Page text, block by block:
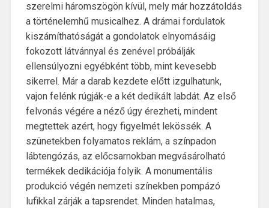
szerelmi háromszögön kívül, mely már hozzátoldás
a történelemhű musicalhez. A drámai fordulatok
kiszámíthatóságát a gondolatok elnyomásáig
fokozott látvánnyal és zenével próbálják
ellensúlyozni egyébként több, mint kevesebb
sikerrel. Már a darab kezdete előtt izgulhatunk,
vajon felénk rúgják-e a két dedikált labdát. Az első
felvonás végére a néző úgy érezheti, mindent
megtettek azért, hogy figyelmét lekössék. A
szünetekben folyamatos reklám, a színpadon
lábtengózás, az előcsarnokban megvásárolható
termékek dedikációja folyik. A monumentális
produkció végén nemzeti színekben pompázó
lufikkal zárják a tapsrendet. Minden hatalmas,